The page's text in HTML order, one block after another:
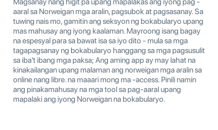
aaral sa Norweigan mga aralin, pagsubok at pagsasanay. Sa
tuwing nais mo, gamitin ang seksyon ng bokabularyo upang
mas mahusay ang iyong kaalaman. Mayroong isang bagay
na espesyal para sa bawat isa sa iyo dito - mula sa mga
tagapagsanay ng bokabularyo hanggang sa mga pagsusulit
sa iba't ibang mga paksa; Ang aming app ay may lahat na
kinakailangan upang malaman ang norweigan mga aralin sa
online nang libre. na maaari mong ma -access. Pinili namin
ang pinakamahusay na mga tool sa pag-aaral upang
mapalaki ang iyong Norweigan na bokabularyo.